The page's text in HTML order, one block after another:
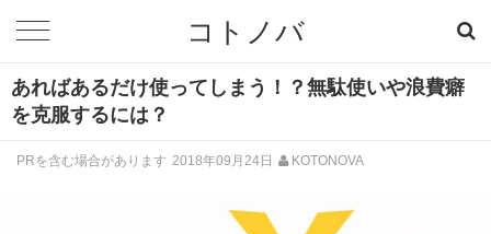
コトノバ
あればあるだけ使ってしまう！？無駄使いや浪費癖
を克服するには？
PRを含む場合があります 2018年09月24日 KOTONOVA